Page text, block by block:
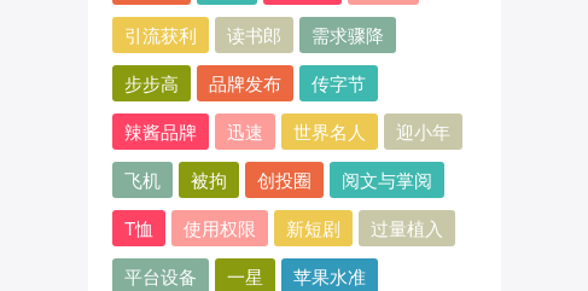
引流获利
读书郎
需求骤降
步步高
品牌发布
传字节
辣酱品牌
迅速 世界名人
迎小年
飞机
被拘 创投圈
阅文与掌阅
T恤
使用权限 新短剧
过量植入
平台设备
一星 苹果水准